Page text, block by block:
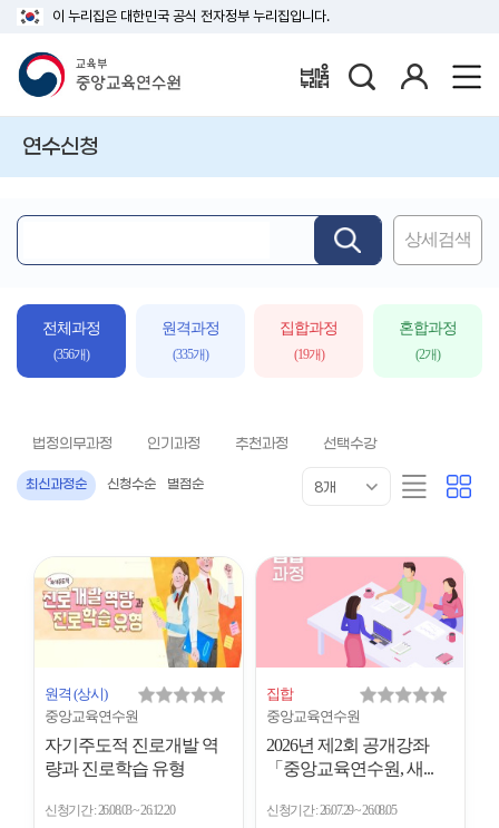
이 누리집은 대한민국 공식 전자정부 누리집입니다.
배움누리터
연수신청
심
상세검색
전체과정
(356개)
원격과정
(335개)
집합과정
(19개)
혼합과정
(2개)
법정의무과정 인기과정 추천과정 선택수강
최신과정순 신청수순 별점순
개
수
8개
리
스
카
드
원격 (상시)
중앙교육연수원
자기주도적 진로개발 역
량과 진로학습 유형
신청기간 26.08.03 ~ 26.12.20
집합
중앙교육연수원
2026년 제2회 공개강좌
「중앙교육연수원, 새...
신청기간 26.07.29 ~ 26.08.05